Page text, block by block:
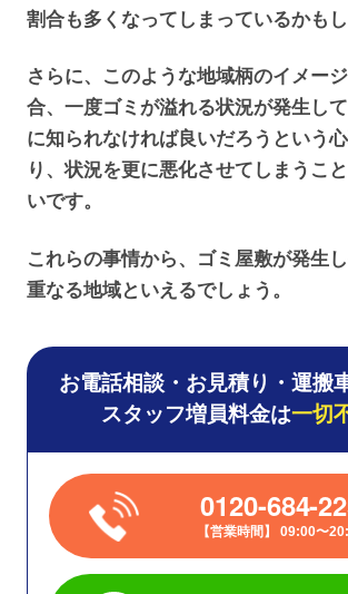
割合も多くなってしまっているかもし
さらに、このような地域柄のイメー
合、一度ゴミが溢れる状況が発生し
に知られなければ良いだろうという
り、状況を更に悪化させてしまうこ
いです。
これらの事情から、ゴミ屋敷が発生
重なる地域といえるでしょう。
お電話相談・お見積り・運搬
スタッフ増員料金は一切
0120-684-
営業時間 09:00〜